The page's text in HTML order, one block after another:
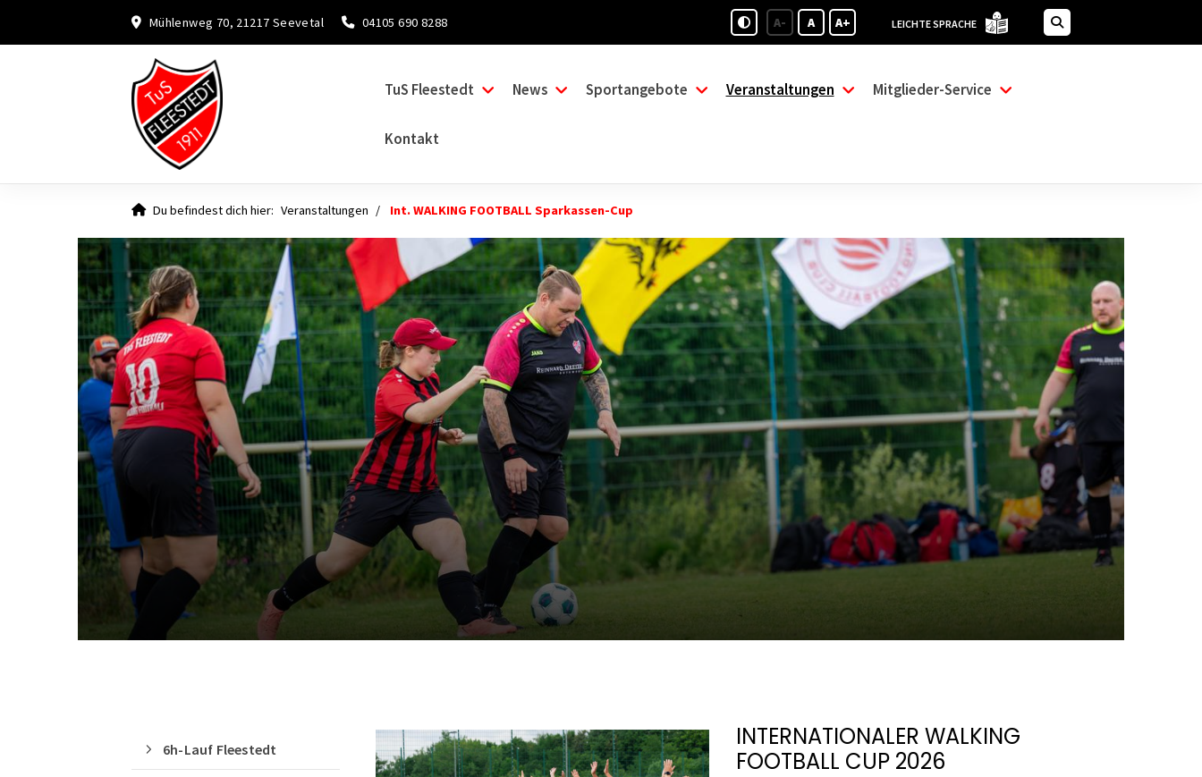
Mühlenweg 70, 21217 Seevetal 04105 690 8288 A- A A+ LEICHTE SPRACHE
TuS Fleestedt News Sportangebote Veranstaltungen Mitglieder-Service
Kontakt
Du befindest dich hier: Veranstaltungen Int. WALKING FOOTBALL Sparkassen-Cup
INTERNATIONALER WALKING
FOOTBALL CUP 2026
6h-Lauf Fleestedt